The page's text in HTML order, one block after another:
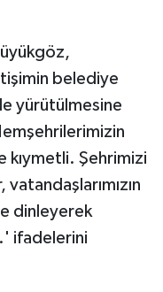
belediye
yürütülmesine
kıymetli. Şehrimizi
dinleyerek
ifadelerini